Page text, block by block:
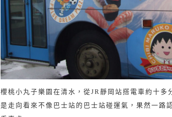
櫻桃小丸子樂園在清水，從JR 靜岡站搭電車約十多
是走向看來不像巴士站的巴士站碰運氣，果然一路